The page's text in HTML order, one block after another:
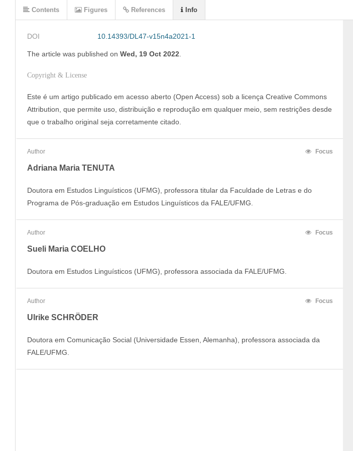
DOI 10.14393/DL47-v15n4a2021-1
The article was published on Wed, 19 Oct 2022
Copyright & License
Este é um artigo publicado em acesso aberto (Open Access) sob a licença Creative Commons
Attribution, que permite uso, distribuição e reprodução em qualquer meio, sem restrições desde
que o trabalho original seja corretamente citado.
Author Focus
Adriana Maria TENUTA
Doutora em Estudos Linguísticos (UFMG), professora titular da Faculdade de Letras e do
Programa de Pós-graduação em Estudos Linguísticos da FALE/UFMG.
Author Focus
Sueli Maria COELHO
Doutora em Estudos Linguísticos (UFMG), professora associada da FALE/UFMG.
Author Focus
Ulrike SCHRÖDER
Doutora em Comunicação Social (Universidade Essen, Alemanha), professora associada da
FALE/UFMG.
Contents Figures References Info